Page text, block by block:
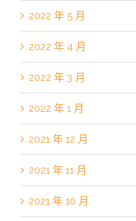
2022 年 5 月
2022 年 4 月
2022 年 3 月
2022 年 1 月
2021 年 12 月
2021 年 11 月
2021 年 10 月